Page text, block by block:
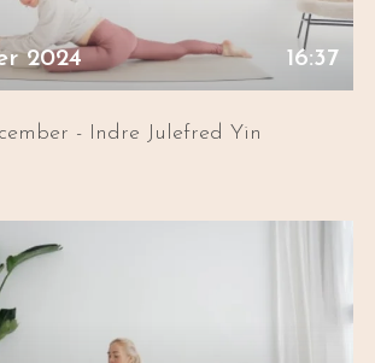
2024 16:37
- Indre Julefred Yin